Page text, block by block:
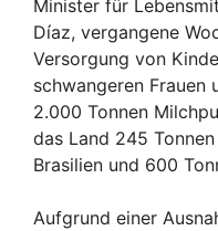
Minister für
Díaz, vergangene
Versorgung von
schwangeren
2.000 Tonnen
das Land 245
Brasilien und 600
Aufgrund einer